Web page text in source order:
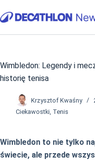
do
Wimbledon: Legendy i
historię tenisa
Krzysztof Kwaśny
Ciekawostki, Tenis
Wimbledon to nie tylko
świecie, ale przede